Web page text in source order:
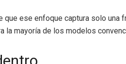
ese enfoque captura solo
mayoría de los modelos